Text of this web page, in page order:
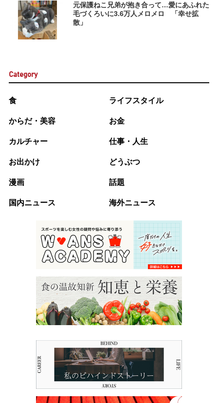
元保護ねこ兄弟が抱き合って…愛にあふれた
毛づくろいに3.6万人メロメロ 「幸せ拡
散」
Category
食 ライフスタイル
からだ・美容 お金
カルチャー 仕事・人生
お出かけ どうぶつ
漫画 話題
国内ニュース 海外ニュース